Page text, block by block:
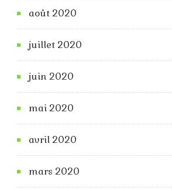
août 2020
juillet 2020
juin 2020
mai 2020
avril 2020
mars 2020